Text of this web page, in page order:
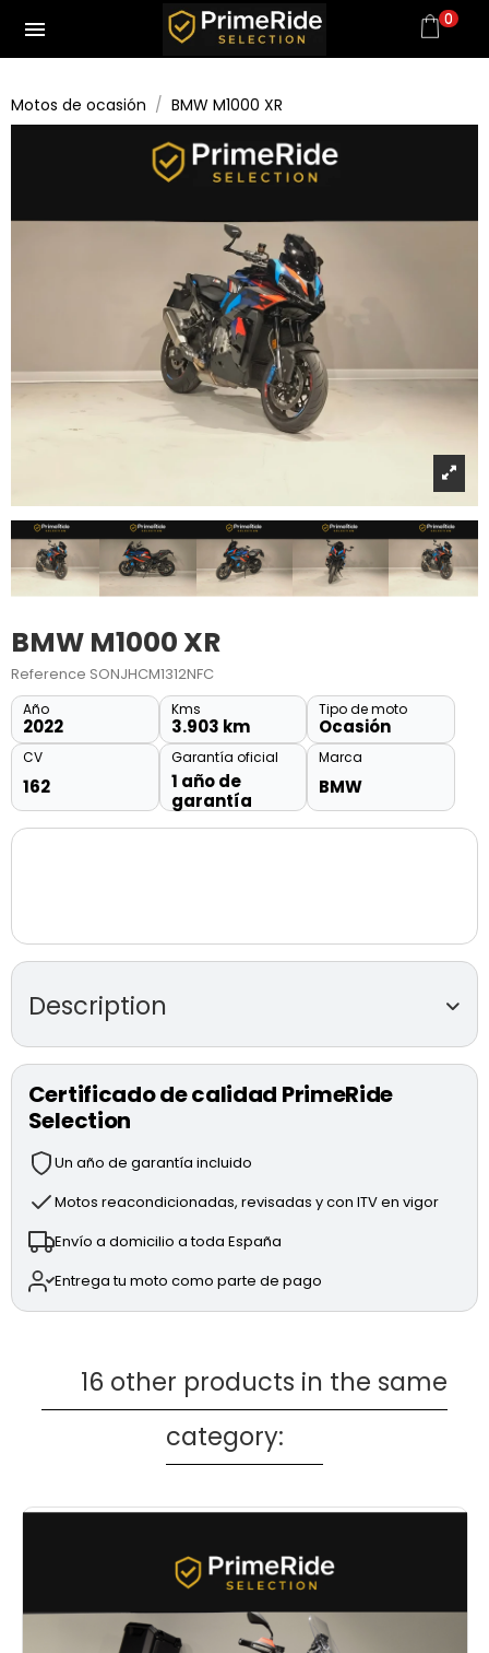
menu 0
Motos de ocasión BMW M1000 XR
BMW M1000 XR
Reference SONJHCM1312NFC
Año
2022
Kms
3.903 km
Tipo de moto
Ocasión
CV
162
Garantía oficial
1 año de
garantía
Marca
BMW
Description
Motor Desmosedici Stradale V4 de 1,103 cc y 208 CV.
regulables.
Sistema de frenada BREMBO Stylema con discos de
Electrónica avanzada: DQS (Ducati Quick Shift), EBC
Control), DWC EVO (Ducati Wheelie Control) y ABS
Cornering EVO.
Accesorios:
Portamatrículas de carbono.
* MOTO TOTALMENTE REVISADA
* PRECIO ANUNCIADO AL CONTADO
Certificado de calidad PrimeRide
Selection
Un año de garantía incluido
Motos reacondicionadas, revisadas y con ITV en vigor
Envío a domicilio a toda España
Entrega tu moto como parte de pago
16 other products in the same
category: